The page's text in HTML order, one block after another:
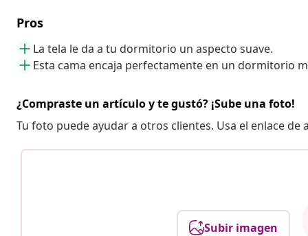
Pros
La tela le da a tu dormitorio un aspecto suave.
Esta cama encaja perfectamente en un dormitorio
¿Compraste un artículo y te gustó? ¡Sube una foto!
Tu foto puede ayudar a otros clientes. Usa el enlace de
Subir imagen